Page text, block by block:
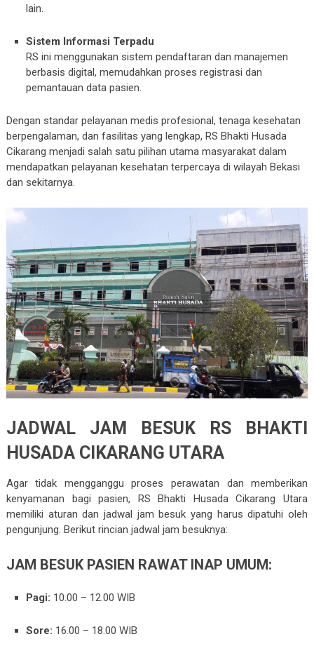
lain.
Sistem Informasi Terpadu
RS ini menggunakan sistem pendaftaran dan manajemen
berbasis digital, memudahkan proses registrasi dan
pemantauan data pasien.
Dengan standar pelayanan medis profesional, tenaga kesehatan
berpengalaman, dan fasilitas yang lengkap, RS Bhakti Husada
Cikarang menjadi salah satu pilihan utama masyarakat dalam
mendapatkan pelayanan kesehatan terpercaya di wilayah Bekasi
dan sekitarnya.
JADWAL JAM BESUK RS BHAKTI
HUSADA CIKARANG UTARA
Agar tidak mengganggu proses perawatan dan memberikan
kenyamanan bagi pasien, RS Bhakti Husada Cikarang Utara
memiliki aturan dan jadwal jam besuk yang harus dipatuhi oleh
pengunjung. Berikut rincian jadwal jam besuknya:
JAM BESUK PASIEN RAWAT INAP UMUM:
Pagi: 10.00 – 12.00 WIB
Sore: 16.00 – 18.00 WIB